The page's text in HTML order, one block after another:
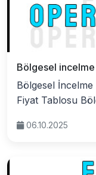
Bölgesel incelme
Bölgesel İncelme
Fiyat Tablosu
06.10.2025